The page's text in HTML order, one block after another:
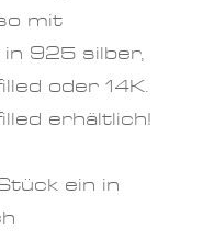
mit
925 silber,
oder 14K.
erhältlich!
ein in